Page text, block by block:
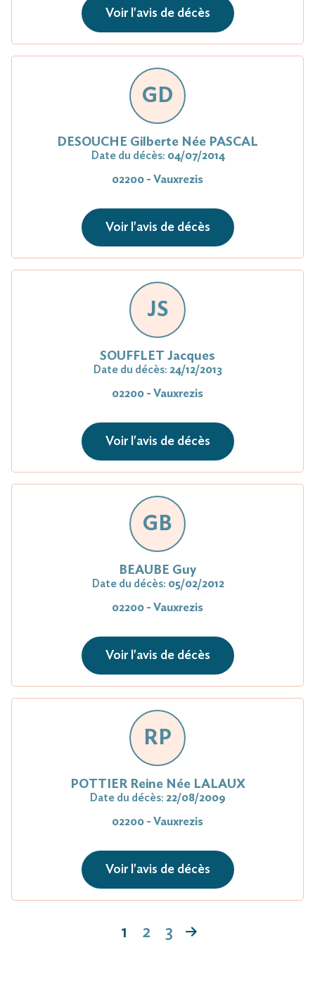
Voir l'avis de décès
GD
DESOUCHE Gilberte Née PASCAL
Date du décès: 04/07/2014
02200 - Vauxrezis
Voir l'avis de décès
JS
SOUFFLET Jacques
Date du décès: 24/12/2013
02200 - Vauxrezis
Voir l'avis de décès
GB
BEAUBE Guy
Date du décès: 05/02/2012
02200 - Vauxrezis
Voir l'avis de décès
RP
POTTIER Reine Née LALAUX
Date du décès: 22/08/2009
02200 - Vauxrezis
Voir l'avis de décès
1 2 3